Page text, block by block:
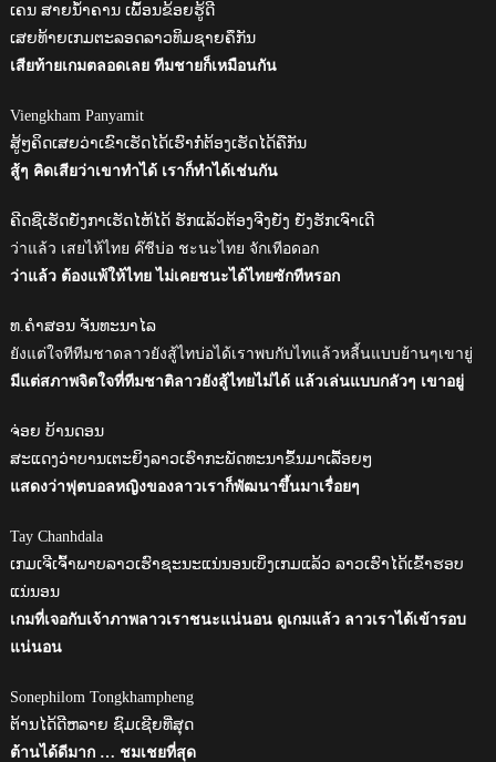
ເຄນ ສາຍນໍ້າຄານ ເພຶ້ອນຂ້ອຍຮູ້ດີ
ເສຍທ້າຍເກມຕະລອດລາວທິມຊາຍຄຶກັນ
เสียท้ายเกมตลอดเลย ทีมชายก็เหมือนกัน
Viengkham Panyamit
ສູ້ໆຄິດເສຍວ່າເຂົາເຮັດໄດ້ເຮົາກໍ່ຕ້ອງເຮັດໄດ້ຄືກັນ
สู้ๆ คิดเสียว่าเขาทำได้ เราก็ทำได้เช่นกัน
ຄີດຊີ່ເຮັດຍັ່ງກາເຮັດໄຫ້ໄດ້ ຮັກແລ້ວຕ້ອງຈີງຍັ່ງ ຍັ່ງຮັກເຈົາເດີ
ว่าแล้ว เสยไห้ไทย ค๊ชีบ่อ ชะนะไทย จักเทีอดอก
ว่าแล้ว ต้องแพ้ให้ไทย ไม่เคยชนะได้ไทยซักทีหรอก
ທ.ຄຳສອນ ຈັນທະນາໄລ
ยังแต่ใจทีทีมชาดลาวยังสู้ไทบ่อได้เราพบกับไทแล้วหลี้นแบบย้านๆเขายู่
มีแต่สภาพจิตใจที่ทีมชาติลาวยังสู้ไทยไม่ได้ แล้วเล่นแบบกลัวๆ เขาอยู่
ຈ່ອຍ ບ້ານດອນ
ສະແດງວ່າບານເຕະຍິງລາວເຮົາກະພັດທະນາຂຶ້ນມາເລື້ອຍໆ
แสดงว่าฟุตบอลหญิงของลาวเราก็พัฒนาขึ้นมาเรื่อยๆ
Tay Chanhdala
ເກມເຈີເຈົ້າພາບລາວເຮົາຊະນະແນ່ນອນເບິ່ງເກມແລ້ວ ລາວເຮົາໄດ້ເຂົ້າຮອບ
ແນ່ນອນ
เกมที่เจอกับเจ้าภาพลาวเราชนะแน่นอน ดูเกมแล้ว ลาวเราได้เข้ารอบ
แน่นอน
Sonephilom Tongkhampheng
ຕ້ານໄດ້ດີຫລາຍ ຊົມເຊີຍທີ່ສຸດ
ต้านได้ดีมาก … ชมเชยที่สุด